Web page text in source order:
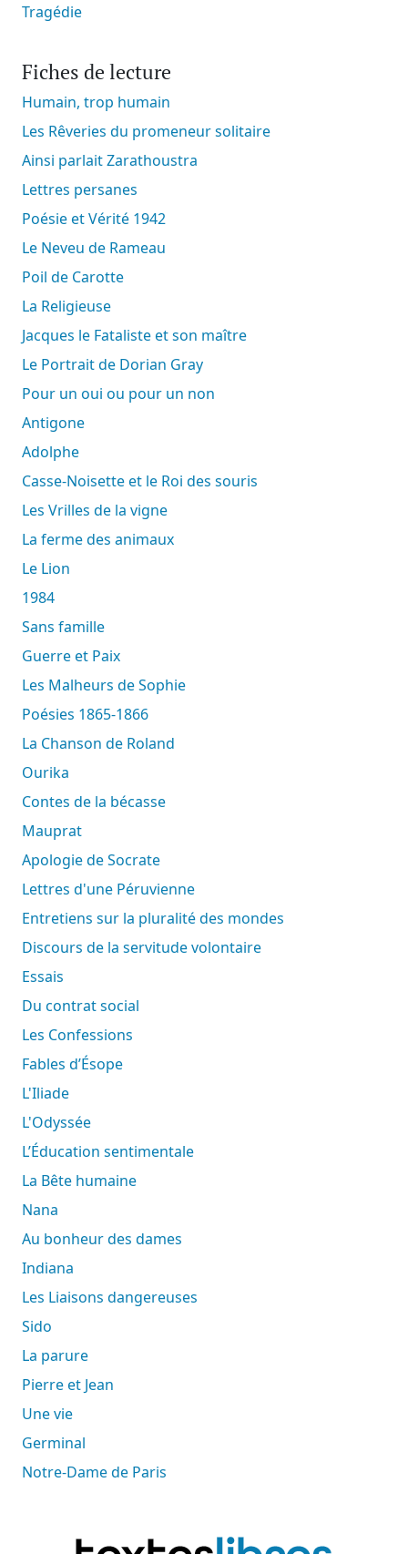
Tragédie
Fiches de lecture
Humain, trop humain
Les Rêveries du promeneur solitaire
Ainsi parlait Zarathoustra
Lettres persanes
Poésie et Vérité 1942
Le Neveu de Rameau
Poil de Carotte
La Religieuse
Jacques le Fataliste et son maître
Le Portrait de Dorian Gray
Pour un oui ou pour un non
Antigone
Adolphe
Casse-Noisette et le Roi des souris
Les Vrilles de la vigne
La ferme des animaux
Le Lion
1984
Sans famille
Guerre et Paix
Les Malheurs de Sophie
Poésies 1865-1866
La Chanson de Roland
Ourika
Contes de la bécasse
Mauprat
Apologie de Socrate
Lettres d'une Péruvienne
Entretiens sur la pluralité des mondes
Discours de la servitude volontaire
Essais
Du contrat social
Les Confessions
Fables d’Ésope
L'Iliade
L'Odyssée
L’Éducation sentimentale
La Bête humaine
Nana
Au bonheur des dames
Indiana
Les Liaisons dangereuses
Sido
La parure
Pierre et Jean
Une vie
Germinal
Notre-Dame de Paris